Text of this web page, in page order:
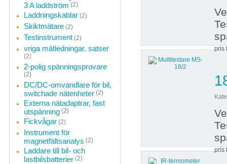
pris
pris
3 A laddström (2)
Laddningskablar (2)
Skiktmätare (2)
Testinstrument (2)
vriga mätledningar, satser
(2)
2-polig spänningsprovare
(2)
DC/DC-omvandlare för bil,
switchade nätenheter (2)
Externa nätadaptrar, fast
utspänning (2)
Fickvågar (2)
Instrument för
magnetfältsanalys (2)
Laddare till bil- och
lastbilsbatterier (2)